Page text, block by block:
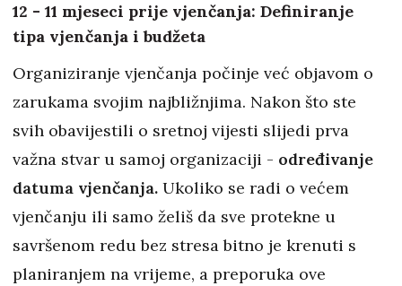
12 - 11 mjeseci prije vjenčanja: Definiranje
tipa vjenčanja i budžeta
Organiziranje vjenčanja počinje već objavom o
zarukama svojim najbližnjima. Nakon što ste
svih obavijestili o sretnoj vijesti slijedi prva
važna stvar u samoj organizaciji - određivanje
datuma vjenčanja. Ukoliko se radi o većem
vjenčanju ili samo želiš da sve protekne u
savršenom redu bez stresa bitno je krenuti s
planiranjem na vrijeme, a preporuka ove